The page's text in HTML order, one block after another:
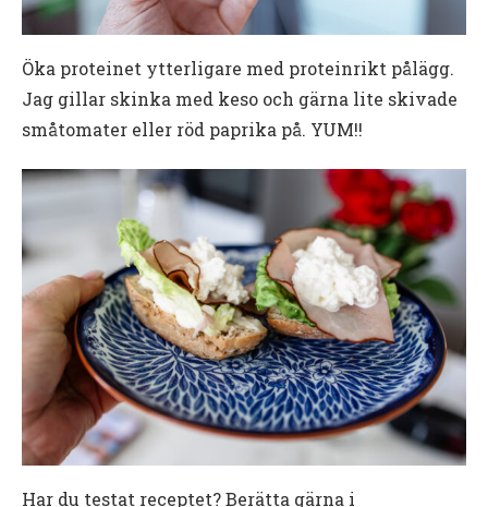
Öka proteinet ytterligare med proteinrikt pålägg.
Jag gillar skinka med keso och gärna lite skivade
småtomater eller röd paprika på. YUM!!
Har du testat receptet? Berätta gärna i